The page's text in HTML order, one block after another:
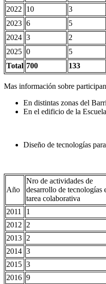
2022
10 3
2023 6 5
2024 3 2
2025 0 5
Total 700 133
Mas información sobre
En distintas zonas del
En el edificio de la
Diseño de tecnologías
Año
Nro de actividades de
desarrollo de tecnologías
tarea colaborativa
2011
1
2012
2
2013 2
2014 3
2015 3
2016 9